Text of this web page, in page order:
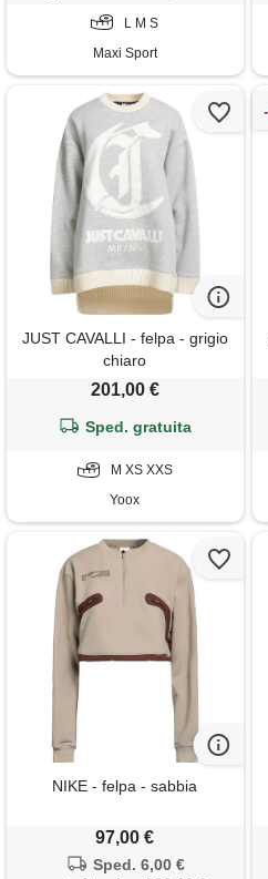
L M S
Maxi Sport
JUST CAVALLI - felpa - grigio
chiaro
201,00 €
Sped. gratuita
M XS XXS
Yoox
NIKE - felpa - sabbia
97,00 €
Sped. 6,00 €